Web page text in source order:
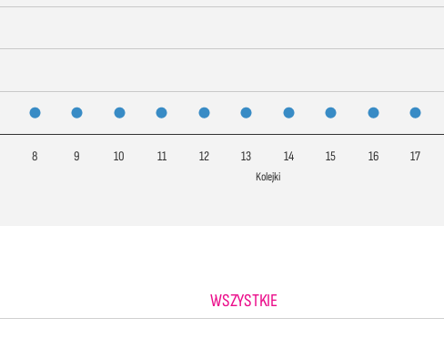
Kolejki
8 9 10 11 12 13 14 15 16 17
WSZYSTKIE